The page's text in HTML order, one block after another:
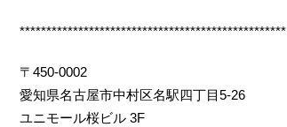
**************************************************
〒450-0002
愛知県名古屋市中村区名駅四丁目5-26
ユニモール桜ビル 3F